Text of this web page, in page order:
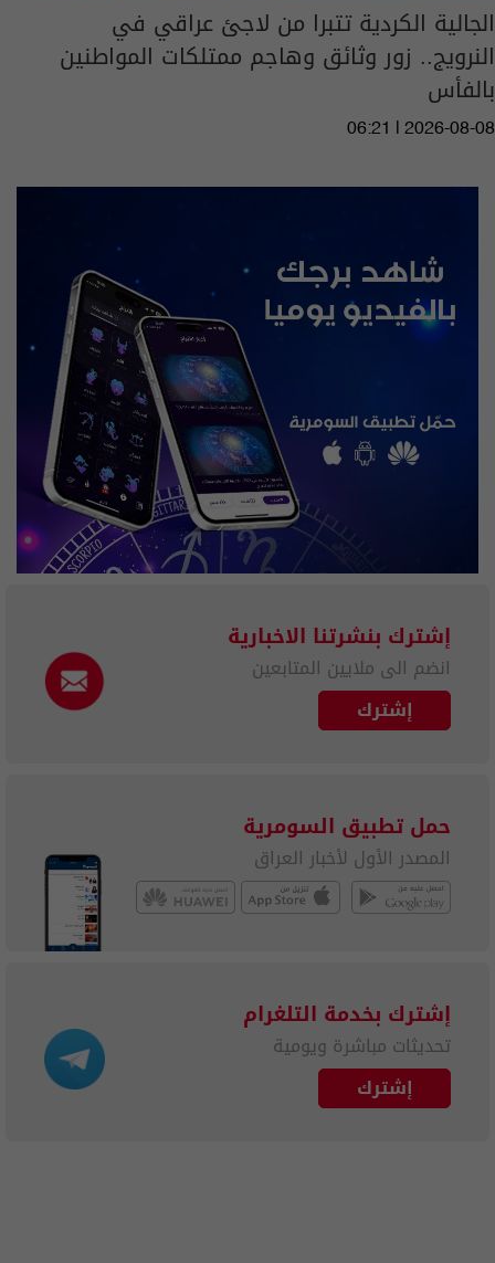
الجالية الكردية تتبرا من لاجئ عراقي في
النرويج.. زور وثائق وهاجم ممتلكات المواطنين
بالفأس
06:21 | 2026-08-08
إشترك بنشرتنا الاخبارية
انضم الى ملايين المتابعين
إشترك
حمل تطبيق السومرية
المصدر الأول لأخبار العراق
إشترك بخدمة التلغرام
تحديثات مباشرة ويومية
إشترك